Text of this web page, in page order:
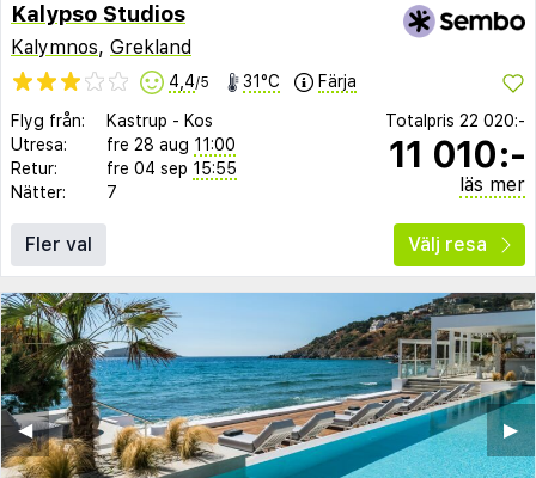
Kalypso Studios
Kalymnos, Grekland
4,4/5 31°C Färja
Flyg från: Kastrup - Kos
Utresa:
fre 28 aug 11:00
Retur:
fre 04 sep 15:55
Nätter:
7
Totalpris 22 020:-
11 010:-
läs mer
Fler val Välj resa
▶︎
◀︎